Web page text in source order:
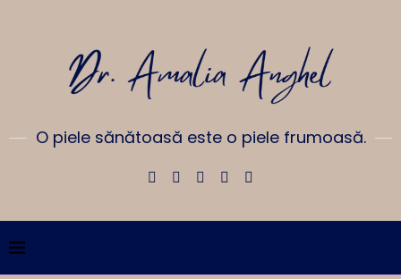
O piele sănătoasă este o piele frumoasă.